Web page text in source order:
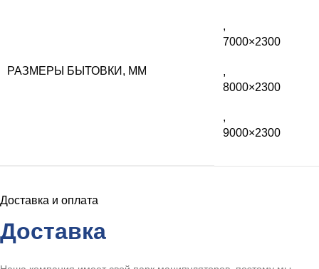
РАЗМЕРЫ БЫТОВКИ, ММ
,
7000×2300
,
8000×2300
,
9000×2300
Доставка и оплата
Доставка